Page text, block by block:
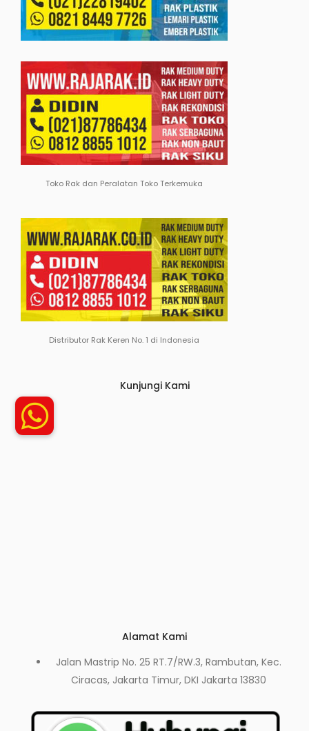
Toko Rak dan Peralatan Toko Terkemuka
Distributor Rak Keren No. 1 di Indonesia
Kunjungi Kami
Alamat Kami
Jalan Mastrip No. 25 RT.7/RW.3, Rambutan, Kec.
Ciracas, Jakarta Timur, DKI Jakarta 13830